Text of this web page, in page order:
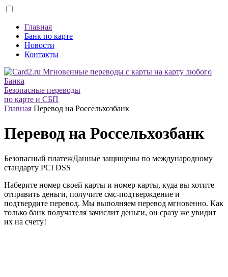
Главная
Банк по карте
Новости
Контакты
Безопасные переводы
по карте и СБП
Главная Перевод на Россельхозбанк
Перевод на Россельхозбанк
Безопасный платежДанные защищены по международному
стандарту PCI DSS
Наберите номер своей карты и номер карты, куда вы хотите
отправить деньги, получите смс-подтверждение и
подтвердите перевод. Мы выполняем перевод мгновенно. Как
только банк получателя зачислит деньги, он сразу же увидит
их на счету!